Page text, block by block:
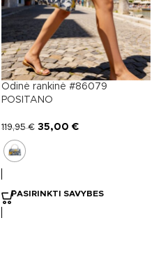
Odinė rankinė #86079
POSITANO
119,95€ 35,00 €
PASIRINKTI SAVYBES